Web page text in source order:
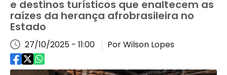
e destinos turísticos que enaltecem as
raízes da herança afrobrasileira no
Estado
27/10/2025 - 11:00 Por Wilson Lopes